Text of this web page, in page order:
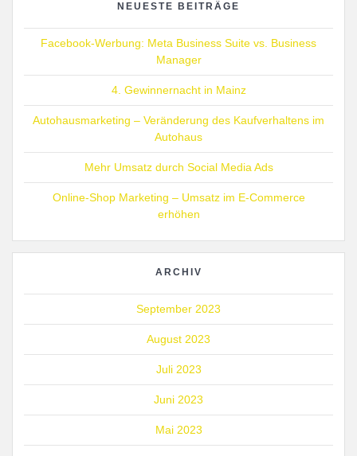
NEUESTE BEITRÄGE
Facebook-Werbung: Meta Business Suite vs. Business
Manager
4. Gewinnernacht in Mainz
Autohausmarketing – Veränderung des Kaufverhaltens im
Autohaus
Mehr Umsatz durch Social Media Ads
Online-Shop Marketing – Umsatz im E-Commerce
erhöhen
ARCHIV
September 2023
August 2023
Juli 2023
Juni 2023
Mai 2023